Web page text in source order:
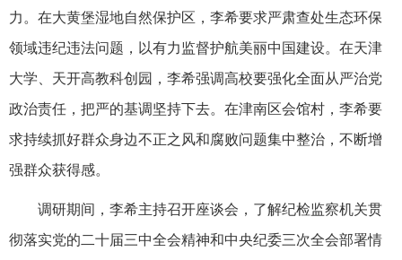
力。在大黄堡湿地自然保护区，李希要求严肃查处生态环保
领域违纪违法问题，以有力监督护航美丽中国建设。在天津
大学、天开高教科创园，李希强调高校要强化全面从严治党
政治责任，把严的基调坚持下去。在津南区会馆村，李希要
求持续抓好群众身边不正之风和腐败问题集中整治，不断增
强群众获得感。
调研期间，李希主持召开座谈会，了解纪检监察机关贯
彻落实党的二十届三中全会精神和中央纪委三次全会部署情